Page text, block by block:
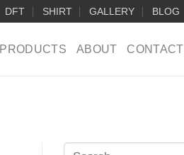
DFT SHIRT GALLERY BLOG
PRODUCTS ABOUT CONTACT